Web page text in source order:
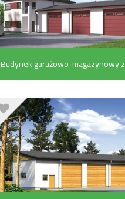
Budynek garażowo-magazynowy z
cześcią mieszkalną (293.5 m²)